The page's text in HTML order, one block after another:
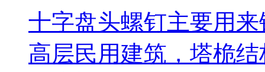
十字盘头螺钉主要用
高层民用建筑，塔桅